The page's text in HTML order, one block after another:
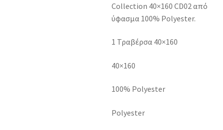
Collection 40×160 CD02 από
ύφασμα 100% Polyester.
1 Τραβέρσα 40×160
40×160
100% Polyester
Polyester